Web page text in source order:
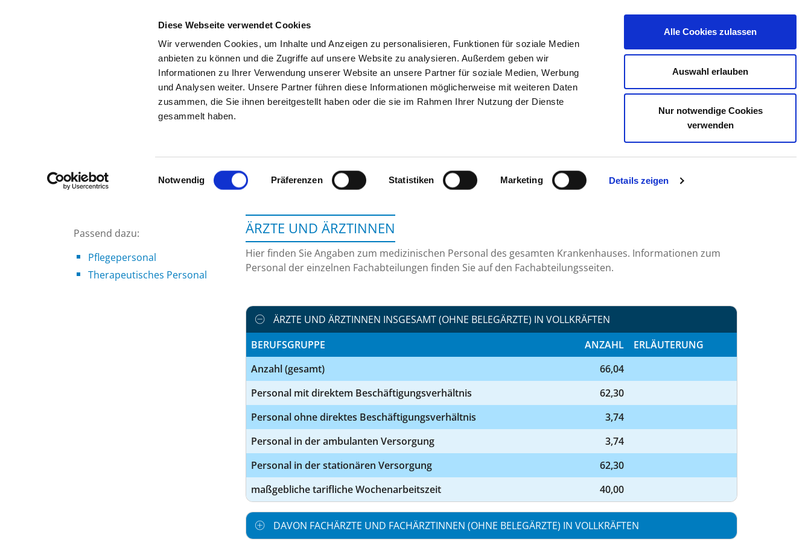
Diese Webseite verwendet Cookies
Wir verwenden Cookies, um Inhalte und Anzeigen zu personalisieren, Funktionen für soziale Medien
anbieten zu können und die Zugriffe auf unsere Website zu analysieren. Außerdem geben wir
Informationen zu Ihrer Verwendung unserer Website an unsere Partner für soziale Medien, Werbung
und Analysen weiter. Unsere Partner führen diese Informationen möglicherweise mit weiteren Daten
zusammen, die Sie ihnen bereitgestellt haben oder die sie im Rahmen Ihrer Nutzung der Dienste
gesammelt haben.
Einwilligungsauswahl
Notwendig Präferenzen Statistiken Marketing Details zeigen
Alle Cookies zulassen
Auswahl erlauben
Nur notwendige Cookies
verwenden
SUCHEN TIPPS & HILFE DAS DKV STELLENBÖRSE KONTAKT IHRE MEINUNG
Zur Krankenhaus-Startseite
Passend dazu:
Pflegepersonal
Therapeutisches Personal
ÄRZTE UND ÄRZTINNEN
Hier finden Sie Angaben zum medizinischen Personal des gesamten Krankenhauses. Informationen zum
Personal der einzelnen Fachabteilungen finden Sie auf den Fachabteilungsseiten.
ÄRZTE UND ÄRZTINNEN INSGESAMT (OHNE BELEGÄRZTE) IN VOLLKRÄFTEN
BERUFSGRUPPE
ANZAHL
ERLÄUTERUNG
Anzahl (gesamt)
66,04
Personal mit direktem Beschäftigungsverhältnis
62,30
Personal ohne direktes Beschäftigungsverhältnis
3,74
Personal in der ambulanten Versorgung
3,74
Personal in der stationären Versorgung
62,30
maßgebliche tarifliche Wochenarbeitszeit
40,00
DAVON FACHÄRZTE UND FACHÄRZTINNEN (OHNE BELEGÄRZTE) IN VOLLKRÄFTEN